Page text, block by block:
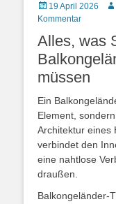
Posted
on
19 April 2026
Kommentar
Alles, was
müssen
Ein
Element,
Architektur eines
verbindet den
eine nahtlose
draußen.
Balkongeländer-